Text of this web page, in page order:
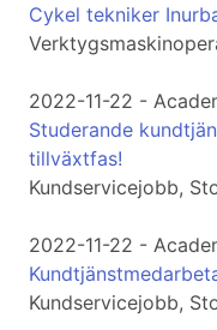
Cykel tekniker
2022-11-22 -
Studerande
tillväxtfas!
Kundservicejobb,
2022-11-22 -
Kundservicejobb,